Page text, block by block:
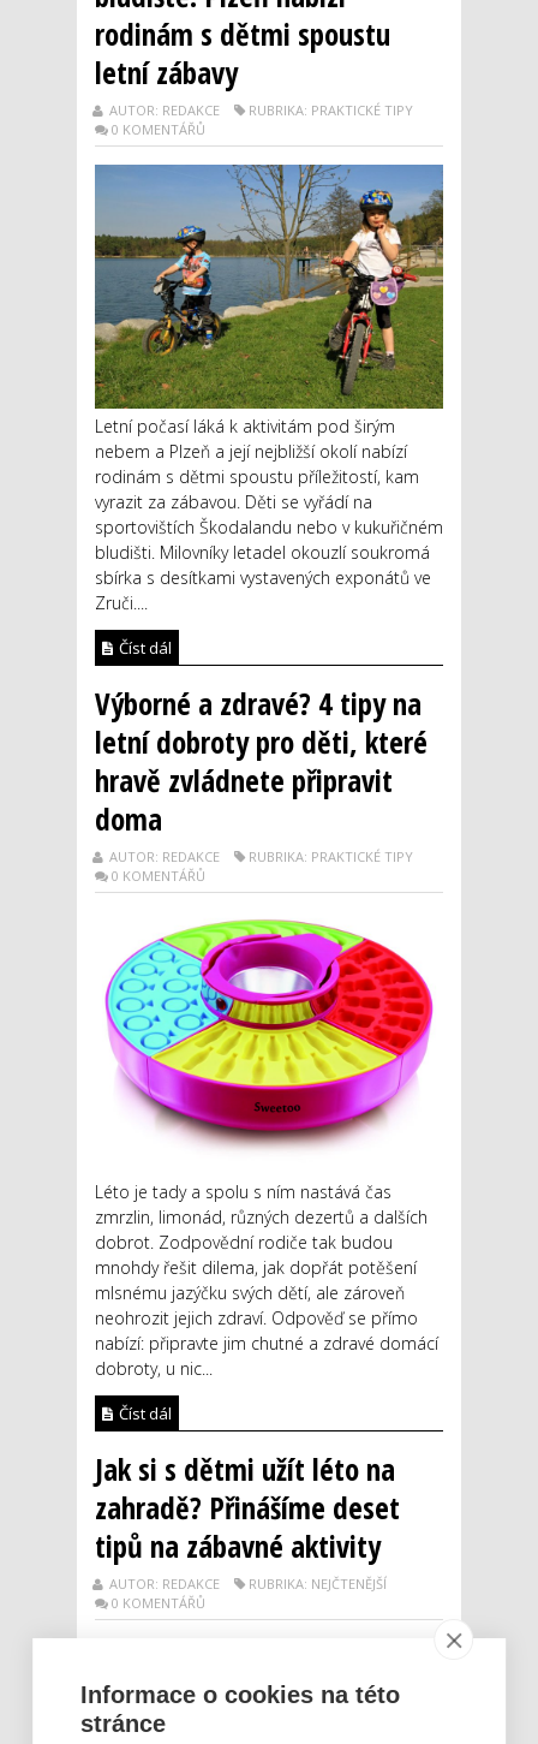
rodinám s dětmi spoustu
letní zábavy
AUTOR: REDAKCE
RUBRIKA: PRAKTICKÉ TIPY
0 KOMENTÁŘŮ
Letní počasí láká k aktivitám pod širým
nebem a Plzeň a její nejbližší okolí nabízí
rodinám s dětmi spoustu příležitostí, kam
vyrazit za zábavou. Děti se vyřádí na
sportovištích Škodalandu nebo v kukuřičném
bludišti. Milovníky letadel okouzlí soukromá
sbírka s desítkami vystavených exponátů ve
Zruči....
Číst dál
Výborné a zdravé? 4 tipy na
letní dobroty pro děti, které
hravě zvládnete připravit
doma
AUTOR: REDAKCE
RUBRIKA: PRAKTICKÉ TIPY
0 KOMENTÁŘŮ
Léto je tady a spolu s ním nastává čas
zmrzlin, limonád, různých dezertů a dalších
dobrot. Zodpovědní rodiče tak budou
mnohdy řešit dilema, jak dopřát potěšení
mlsnému jazýčku svých dětí, ale zároveň
neohrozit jejich zdraví. Odpověď se přímo
nabízí: připravte jim chutné a zdravé domácí
dobroty, u nic...
Číst dál
Jak si s dětmi užít léto na
zahradě? Přinášíme deset
tipů na zábavné aktivity
AUTOR: REDAKCE
RUBRIKA: NEJČTENĚJŠÍ
0 KOMENTÁŘŮ
Informace o cookies na této
stránce